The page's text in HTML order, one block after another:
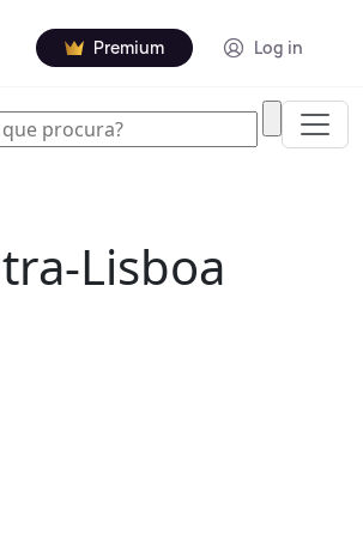
Premium Log in
Lisboa